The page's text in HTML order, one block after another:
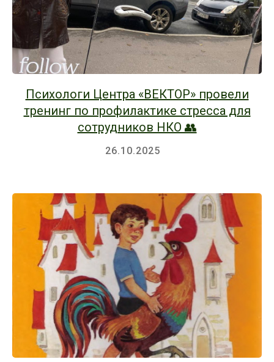
Психологи Центра «ВЕКТОР» провели
тренинг по профилактике стресса для
сотрудников НКО 👥
26.10.2025